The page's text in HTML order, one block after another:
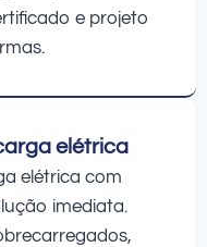
e projeto
elétrica
elétrica com
imediata.